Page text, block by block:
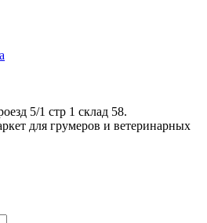
5/1 стр 1 склад 58.
для грумеров и ветеринарных